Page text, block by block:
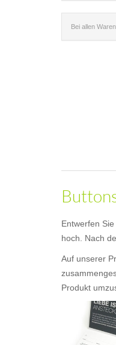
Bei allen
Entwerfen
hoch. Nach
Auf unserer
Produkt